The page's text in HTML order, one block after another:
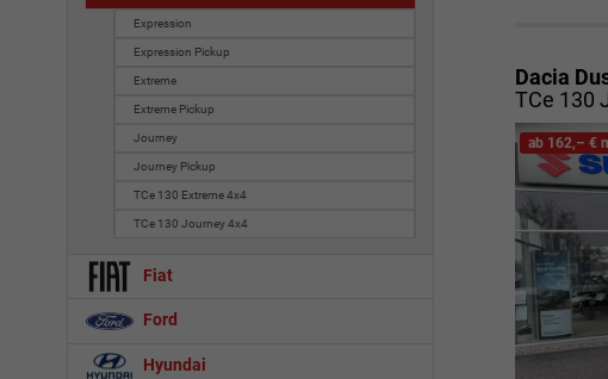
Dacia
TCe 130
ab 162,– €
Expression
Expression Pickup
Extreme
Extreme Pickup
Journey
Journey Pickup
TCe 130 Extreme 4x4
TCe 130 Journey 4x4
Fiat
Ford
Hyundai